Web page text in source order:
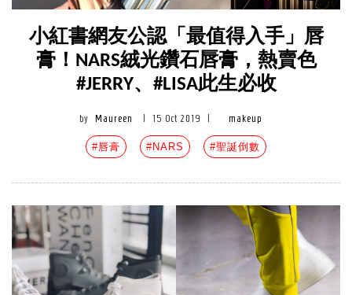
小紅書網友公認「最值得入手」唇
膏！NARS絨光鑽石唇膏，熱賣色
#JERRY、#LISA此生必收
by Maureen 15 Oct 2019 makeup
#唇膏 #NARS #聖誕倒數